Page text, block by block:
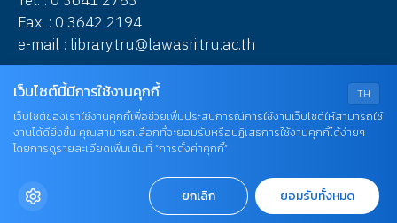
Fax. : 0 3642 2194
e-mail : library.tru@lawasri.tru.ac.th
2023 © Thepsatri Rajabhat University
TH
เว็บไซต์นี้มีการใช้งานคุกกี้
เว็บไซต์ของเราใช้งานคุกกี้เพื่อช่วยเพิ่มประสบการณ์การใช้งานเว็บไซต์ให้สามารถใช้
งานได้ดียิ่งขึ้น คุณสามารถเลือกที่จะยอมรับหรือปฏิเสธการใช้งานคุกกี้ได้ง่ายๆ
โดยการดูรายละเอียดเพิ่มเติมที่ “การตั้งค่าคุกกี้”
ยกเลิก ยอมรับทั้งหมด